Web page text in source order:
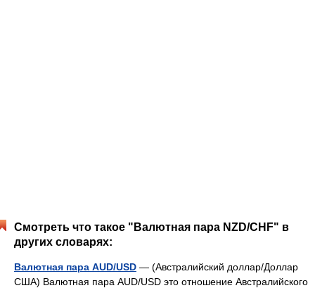
Смотреть что такое "Валютная пара NZD/CHF" в
других словарях:
Валютная пара AUD/USD — (Австралийский доллар/Доллар
США) Валютная пара AUD/USD это отношение Австралийского